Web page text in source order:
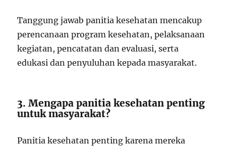
Tanggung jawab panitia kesehatan mencakup
perencanaan program kesehatan, pelaksanaan
kegiatan, pencatatan dan evaluasi, serta
edukasi dan penyuluhan kepada masyarakat.
3. Mengapa panitia kesehatan penting
untuk masyarakat?
Panitia kesehatan penting karena mereka